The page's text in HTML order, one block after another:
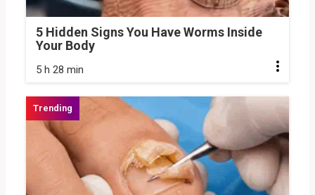
5 Hidden Signs You Have Worms Inside
Your Body
5 h 28 min